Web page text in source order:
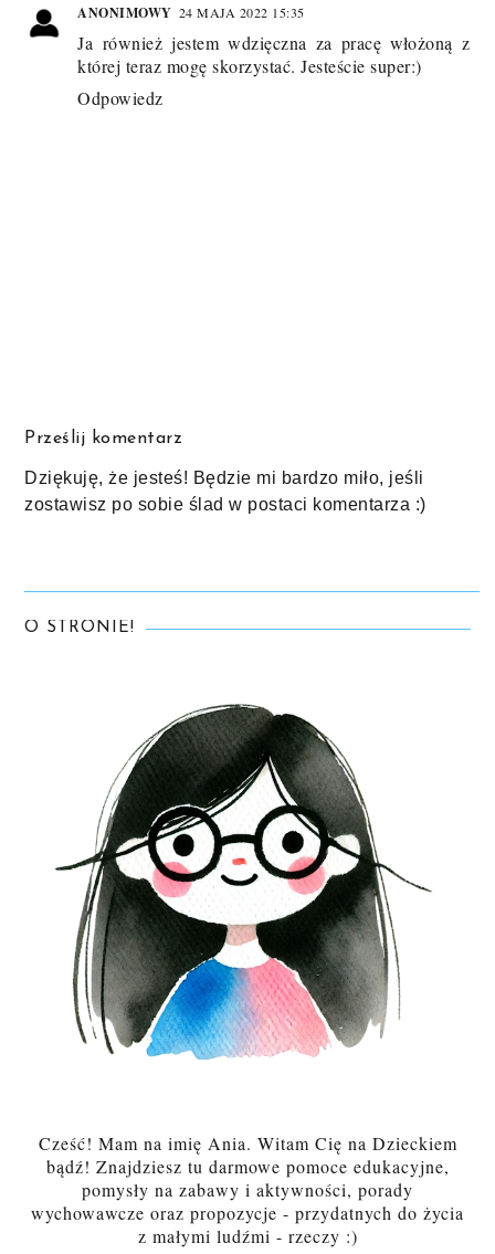
ANONIMOWY 24 MAJA 2022 15:35
Ja również jestem wdzięczna za pracę włożoną z
której teraz mogę skorzystać. Jesteście super:)
Odpowiedz
Prześlij komentarz
Dziękuję, że jesteś! Będzie mi bardzo miło, jeśli
zostawisz po sobie ślad w postaci komentarza :)
O STRONIE!
Cześć! Mam na imię Ania. Witam Cię na Dzieckiem
bądź! Znajdziesz tu darmowe pomoce edukacyjne,
pomysły na zabawy i aktywności, porady
wychowawcze oraz propozycje - przydatnych do życia
z małymi ludźmi - rzeczy :)